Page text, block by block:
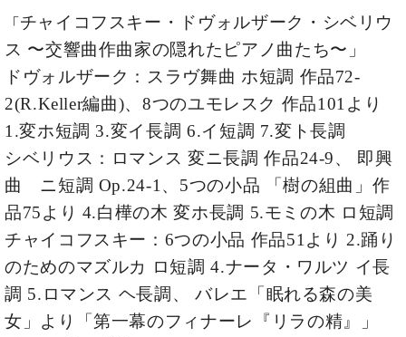
フ
ェ
ョ
ナ
W.
ホ
フ
ン
ト
ラ
本
社
：
王
子
・
技
術
営
業
セ
ン
タ
ー
「チャイコフスキー・ドヴォルザーク・シベリウ
ス 〜交響曲作曲家の隠れたピアノ曲たち〜」
ドヴォルザーク：スラヴ舞曲 ホ短調 作品72-
2(R.Keller編曲)、 8つのユモレスク 作品101より
1.変ホ短調 3.変イ長調 6.イ短調 7.変ト長調
シベリウス：ロマンス 変ニ長調 作品24-9、
即興
曲 ニ短調 Op.24-1、 5つの小品 「樹の組曲」作
品75より 4.白樺の木 変ホ長調 5.モミの木 ロ短調
チャイコフスキー：6つの小品 作品51より 2.踊り
のためのマズルカ ロ短調 4.ナータ・ワルツ イ長
調 5.ロマンス ヘ長調、
バレエ「眠れる森の美
女」より「第一幕のフィナーレ『リラの精』」